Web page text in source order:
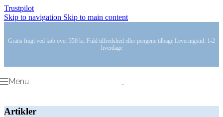
Trustpilot
Skip to navigation Skip to main content
Gratis fragt ved køb over 350 kr. Fuld tilfredshed eller pengene tilbage Leveringstid: 1-2
hverdage
Menu
Artikler